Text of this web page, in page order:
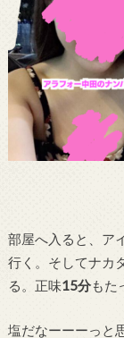
部屋へ入ると、ア
行く。そしてナカ
る。正味15分もた
塩だなーーーっと